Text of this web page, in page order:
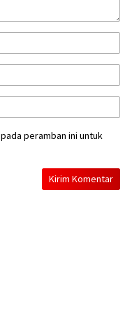
peramban ini untuk